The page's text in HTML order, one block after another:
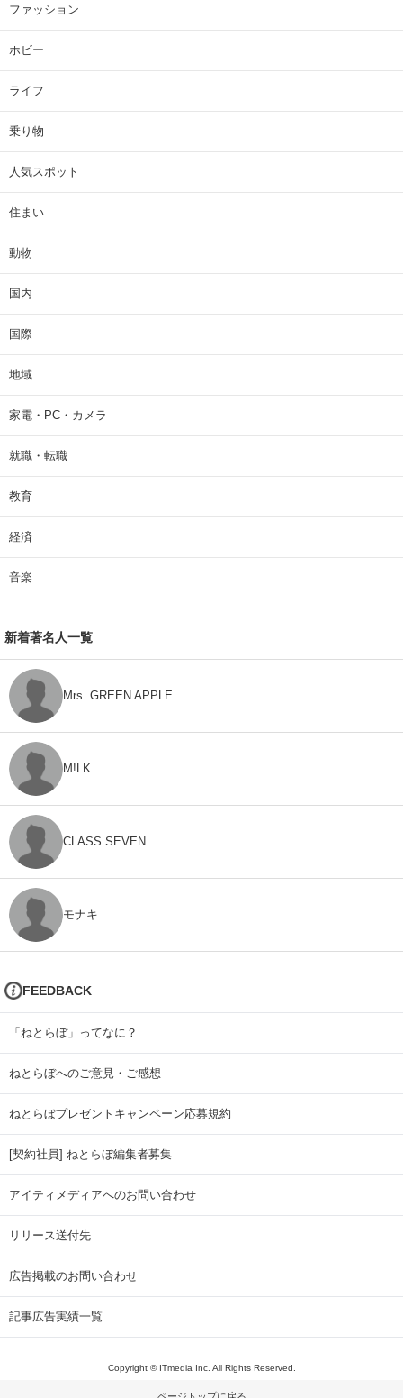
ファッション
ホビー
ライフ
乗り物
人気スポット
住まい
動物
国内
国際
地域
家電・PC・カメラ
就職・転職
教育
経済
音楽
新着著名人一覧
Mrs. GREEN APPLE
M!LK
CLASS SEVEN
モナキ
FEEDBACK
「ねとらぼ」ってなに？
ねとらぼへのご意見・ご感想
ねとらぼプレゼントキャンペーン応募規約
[契約社員] ねとらぼ編集者募集
アイティメディアへのお問い合わせ
リリース送付先
広告掲載のお問い合わせ
記事広告実績一覧
Copyright © ITmedia Inc. All Rights Reserved.